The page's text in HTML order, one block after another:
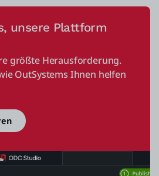
unsere Plattform
größte Herausforderung.
OutSystems Ihnen helfen